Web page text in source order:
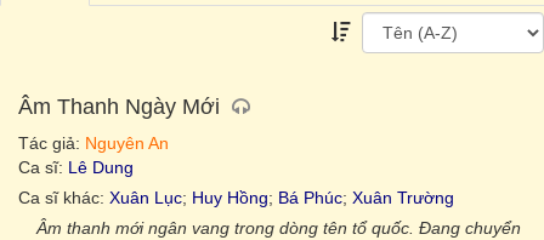
Âm Thanh Ngày Mới
Tác giả: Nguyên An
Ca sĩ: Lê Dung
Ca sĩ khác: Xuân Lục; Huy Hồng; Bá Phúc; Xuân Trường
Âm thanh mới ngân vang trong dòng tên tổ quốc. Đang chuyển